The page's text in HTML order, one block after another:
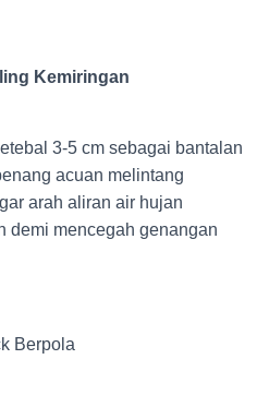
Kemiringan
3-5 cm sebagai bantalan
acuan melintang
arah aliran air hujan
demi mencegah genangan
Berpola